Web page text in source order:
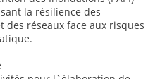
la résilience des
réseaux face aux risques